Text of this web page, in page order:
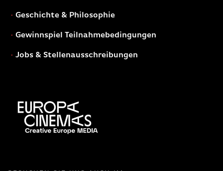
Geschichte & Philosophie
Gewinnspiel Teilnahmebedingungen
Jobs & Stellenausschreibungen